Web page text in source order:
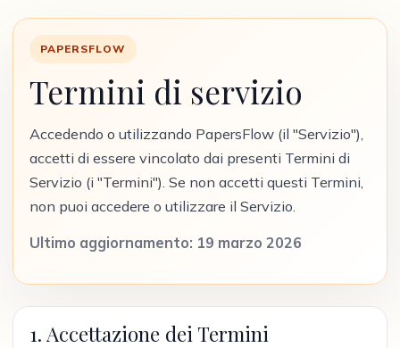
PAPERSFLOW
Termini di servizio
Accedendo o utilizzando PapersFlow (il "Servizio"),
accetti di essere vincolato dai presenti Termini di
Servizio (i "Termini"). Se non accetti questi Termini,
non puoi accedere o utilizzare il Servizio.
Ultimo aggiornamento: 19 marzo 2026
1. Accettazione dei Termini